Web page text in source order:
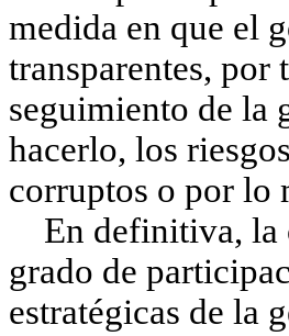
medida en que el
transparentes, por
seguimiento de la
hacerlo, los
corruptos o por lo
En definitiva, la
grado de
estratégicas de la